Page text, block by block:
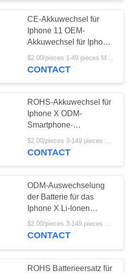
CE-Akkuwechsel für
Iphone 11 OEM-
Akkuwechsel für Iphone
11
CONTACT
ROHS-Akkuwechsel für
Iphone X ODM-
Smartphone-
Akkuwechsel
$2.00/pieces 3-149 pieces MOQ:3 Stücke
CONTACT
ODM-Auswechselung
der Batterie für das
Iphone X Li-Ionen
wiederaufladbare CE-
Zertifikat
$2.00/pieces 3-149 pieces MOQ:3 Stücke
CONTACT
ROHS Batterieersatz für